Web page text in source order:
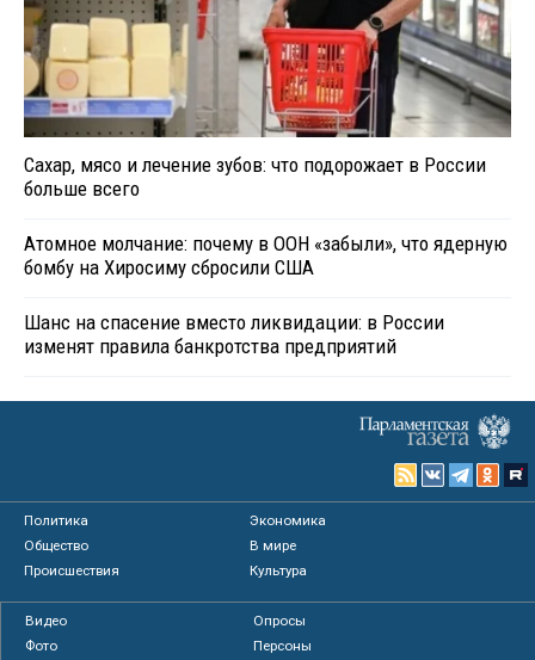
Сахар, мясо и лечение зубов: что подорожает в России
больше всего
Атомное молчание: почему в ООН «забыли», что ядерную
бомбу на Хиросиму сбросили США
Шанс на спасение вместо ликвидации: в России
изменят правила банкротства предприятий
Политика
Экономика
Общество
В мире
Происшествия
Культура
Видео
Опросы
Фото
Персоны